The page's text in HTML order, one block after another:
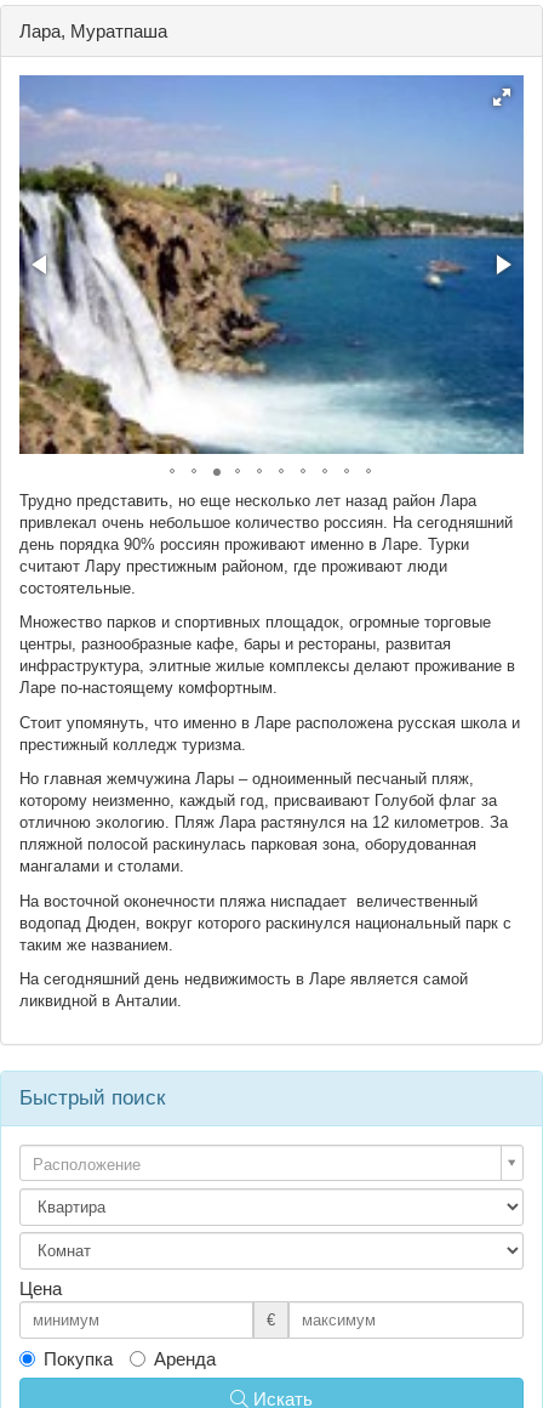
Лара, Муратпаша
Трудно представить, но еще несколько лет назад район Лара
привлекал очень небольшое количество россиян. На сегодняшний
день порядка 90% россиян проживают именно в Ларе. Турки
считают Лару престижным районом, где проживают люди
состоятельные.
Множество парков и спортивных площадок, огромные торговые
центры, разнообразные кафе, бары и рестораны, развитая
инфраструктура, элитные жилые комплексы делают проживание в
Ларе по-настоящему комфортным.
Стоит упомянуть, что именно в Ларе расположена русская школа и
престижный колледж туризма.
Но главная жемчужина Лары – одноименный песчаный пляж,
которому неизменно, каждый год, присваивают Голубой флаг за
отличною экологию. Пляж Лара растянулся на 12 километров. За
пляжной полосой раскинулась парковая зона, оборудованная
мангалами и столами.
На восточной оконечности пляжа ниспадает величественный
водопад Дюден, вокруг которого раскинулся национальный парк с
таким же названием.
На сегодняшний день недвижимость в Ларе является самой
ликвидной в Анталии.
Быстрый поиск
Расположение
Цена
€
Покупка
Аренда
Искать